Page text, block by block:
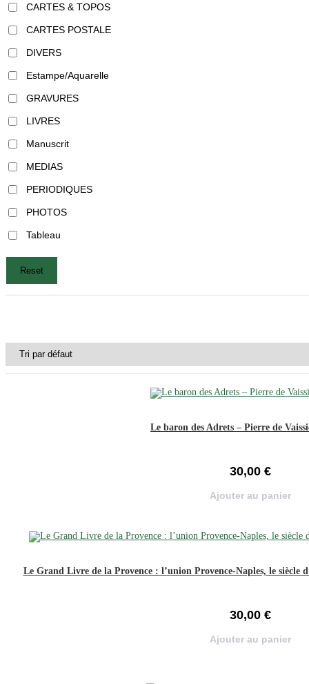
CARTES & TOPOS
CARTES POSTALE
DIVERS
Estampe/Aquarelle
GRAVURES
LIVRES
Manuscrit
MEDIAS
PERIODIQUES
PHOTOS
Tableau
Reset
Le baron des Adrets – Pierre de
30,00 €
Ajouter au panier
Le Grand Livre de la Provence : l’union Provence-Naples, le siècle
30,00 €
Ajouter au panier